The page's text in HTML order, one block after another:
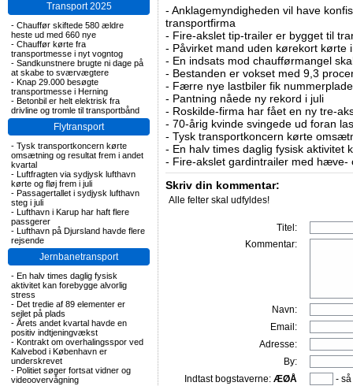
Transport 2025
- Chauffør skiftede 580 ældre
heste ud med 660 nye
- Chauffør kørte fra
transportmesse i nyt vogntog
- Sandkunstnere brugte ni dage på
at skabe to sværvægtere
- Knap 29.000 besøgte
transportmesse i Herning
- Betonbil er helt elektrisk fra
drivline og tromle til transportbånd
Flytransport
- Tysk transportkoncern kørte
omsætning og resultat frem i andet
kvartal
- Luftfragten via sydjysk lufthavn
kørte og fløj frem i juli
- Passagertallet i sydjysk lufthavn
steg i juli
- Lufthavn i Karup har haft flere
passgerer
- Lufthavn på Djursland havde flere
rejsende
Jernbanetransport
- En halv times daglig fysisk
aktivitet kan forebygge alvorlig
stress
- Det tredie af 89 elementer er
sejlet på plads
- Årets andet kvartal havde en
positiv indtjeningvækst
- Kontrakt om overhalingsspor ved
Kalvebod i København er
underskrevet
- Politiet søger fortsat vidner og
videoovervågning
- Anklagemyndigheden vil have
transportfirma
- Fire-akslet tip-trailer er bygget til
- Påvirket mand uden kørekort kørte
- En indsats mod chaufførmangel
- Bestanden er vokset med 9,3
- Færre nye lastbiler fik
- Pantning nåede ny rekord i juli
- Roskilde-firma har fået en ny tre-
- 70-årig kvinde svingede ud foran
- Tysk transportkoncern kørte
- En halv times daglig fysisk aktivitet
- Fire-akslet gardintrailer med hæve-
Skriv din kommentar:
Alle felter skal udfyldes!
Titel:
Kommentar:
Navn:
Email:
Adresse:
By:
Indtast bogstaverne: ÆØÅ -